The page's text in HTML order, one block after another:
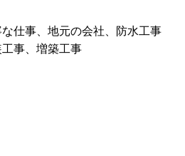
仕事、地元の会社、防水工事
事、増築工事